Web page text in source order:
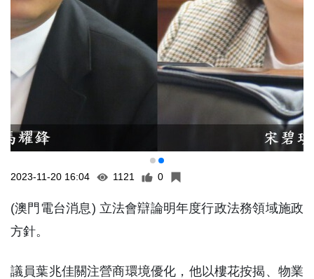
2023-11-20 16:04 1121 0
(澳門電台消息) 立法會辯論明年度行政法務領域施政
方針。
議員葉兆佳關注營商環境優化，他以樓花按揭、物業